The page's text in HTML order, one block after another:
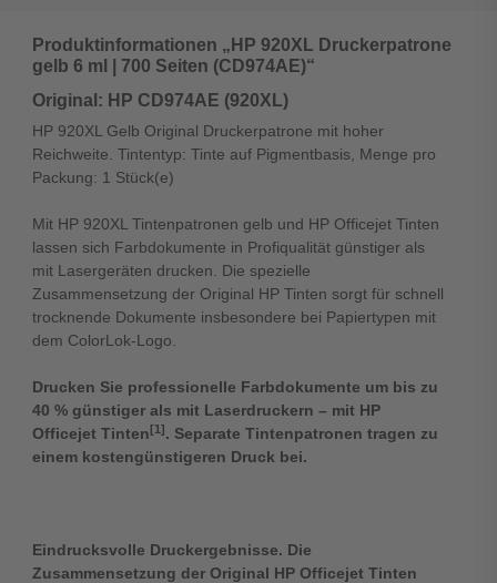
Produktinformationen „HP 920XL Druckerpatrone
gelb 6 ml | 700 Seiten (CD974AE)“
Original: HP CD974AE (920XL)
HP 920XL Gelb Original Druckerpatrone mit hoher
Reichweite. Tintentyp: Tinte auf Pigmentbasis, Menge pro
Packung: 1 Stück(e)
Mit HP 920XL Tintenpatronen gelb und HP Officejet Tinten
lassen sich Farbdokumente in Profiqualität günstiger als
mit Lasergeräten drucken. Die spezielle
Zusammensetzung der Original HP Tinten sorgt für schnell
trocknende Dokumente insbesondere bei Papiertypen mit
dem ColorLok-Logo.
Drucken Sie professionelle Farbdokumente um bis zu
40 % günstiger als mit Laserdruckern – mit HP
Officejet Tinten[1]. Separate Tintenpatronen tragen zu
einem kostengünstigeren Druck bei.
Eindrucksvolle Druckergebnisse. Die
Zusammensetzung der Original HP Officejet Tinten